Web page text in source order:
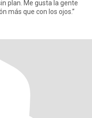
plan. Me gusta la gente
más que con los ojos.”